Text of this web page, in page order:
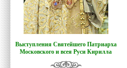
Выступления Святейшего Патриарха
Московского и всея Руси Кирилла